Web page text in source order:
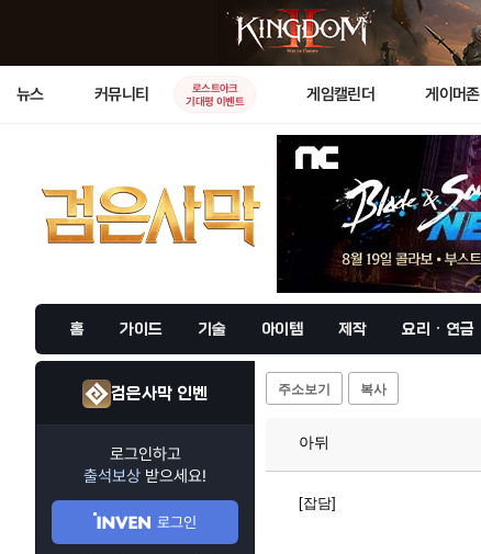
뉴스 커뮤니티
로스트아크
기대평 이벤트
게임캘린더 게이머존
홈 가이드 기술 아이템 제작 요리 · 연금
검은사막 인벤
로그인하고
출석보상 받으세요!
로그인
주소보기 복사
아뒤
[잡담]